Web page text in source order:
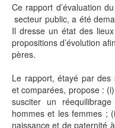
Ce rapport d’évaluation
secteur public, a été
Il dresse un état des
propositions d’évolution
pères.
Le rapport, étayé par des
et comparées, propose :
susciter un
hommes et les femmes ;
naissance et de paternité